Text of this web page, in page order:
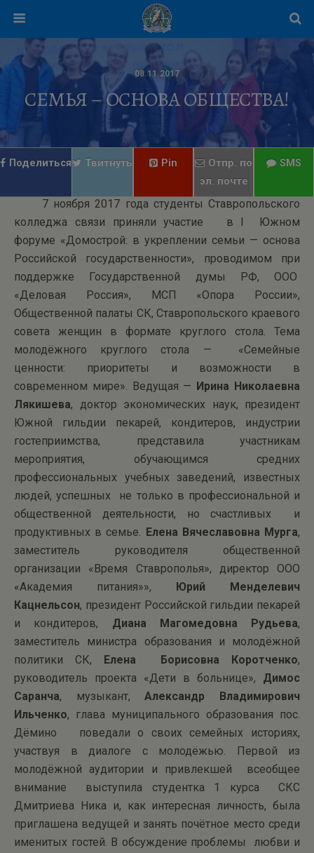
08.11.2017
СЕМЬЯ – ОСНОВА ОБЩЕСТВА!
Поделиться Твитнуть Pin
Отпр. по
эл. почте
SMS
7 ноября 2017 года студенты Ставропольского
колледжа связи приняли участие в I Южном
форуме «Домострой: в укреплении семьи — основа
Российской государственности», проводимом при
поддержке Государственной думы РФ, ООО
«Деловая Россия», МСП «Опора России»,
Общественной палаты СК, Ставропольского краевого
совета женщин в формате круглого стола. Тема
молодёжного круглого стола — «Семейные
ценности: приоритеты и возможности в
современном мире». Ведущая — Ирина Николаевна
Лякишева, доктор экономических наук, президент
Южной гильдии пекарей, кондитеров, индустрии
гостеприимства, представила участникам
мероприятия, обучающимся средних
профессиональных учебных заведений, известных
людей, успешных не только в профессиональной и
общественной деятельности, но счастливых и
продуктивных в семье. Елена Вячеславовна Мурга,
заместитель руководителя общественной
организации «Время Ставрополья», директор ООО
«Академия питания»», Юрий Менделевич
Кацнельсон, президент Российской гильдии пекарей
и кондитеров, Диана Магомедовна Рудьева,
заместитель министра образования и молодёжной
политики СК, Елена Борисовна Коротченко,
руководитель проекта «Дети в больнице», Димос
Саранча, музыкант,Александр Владимирович
Ильченко, глава муниципального образования пос.
Дёмино поведали о своих семейных историях,
участвуя в диалоге с молодёжью. Первой из
молодёжной аудитории и привлекшей всеобщее
внимание выступила студентка 1 курса СКС
Дмитриева Ника и, как интересная личность, была
приглашена ведущей и занять почётное место среди
именитых гостей. В обсуждение проблемы любви и